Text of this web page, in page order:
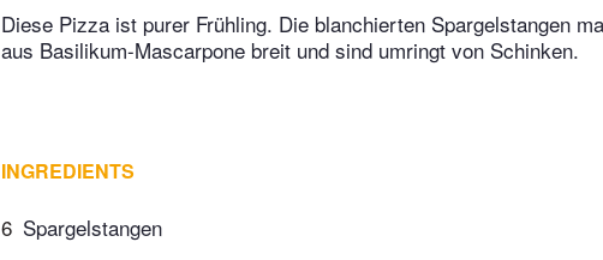
Diese Pizza ist purer Frühling. Die blanchierten Spargelstangen
aus Basilikum-Mascarpone breit und sind umringt von Schinken.
INGREDIENTS
6 Spargelstangen